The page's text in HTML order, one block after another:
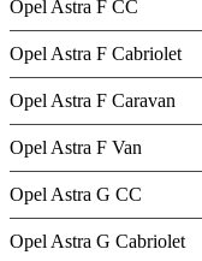
Opel Astra F CC
Opel Astra F Cabriolet
Opel Astra F Caravan
Opel Astra F Van
Opel Astra G CC
Opel Astra G Cabriolet